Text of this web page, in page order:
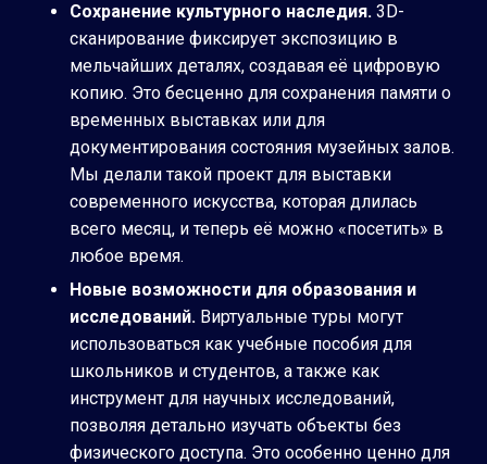
Сохранение культурного наследия. 3D-
сканирование фиксирует экспозицию в
мельчайших деталях, создавая её цифровую
копию. Это бесценно для сохранения памяти о
временных выставках или для
документирования состояния музейных залов.
Мы делали такой проект для выставки
современного искусства, которая длилась
всего месяц, и теперь её можно «посетить» в
любое время.
Новые возможности для образования и
исследований. Виртуальные туры могут
использоваться как учебные пособия для
школьников и студентов, а также как
инструмент для научных исследований,
позволяя детально изучать объекты без
физического доступа. Это особенно ценно для